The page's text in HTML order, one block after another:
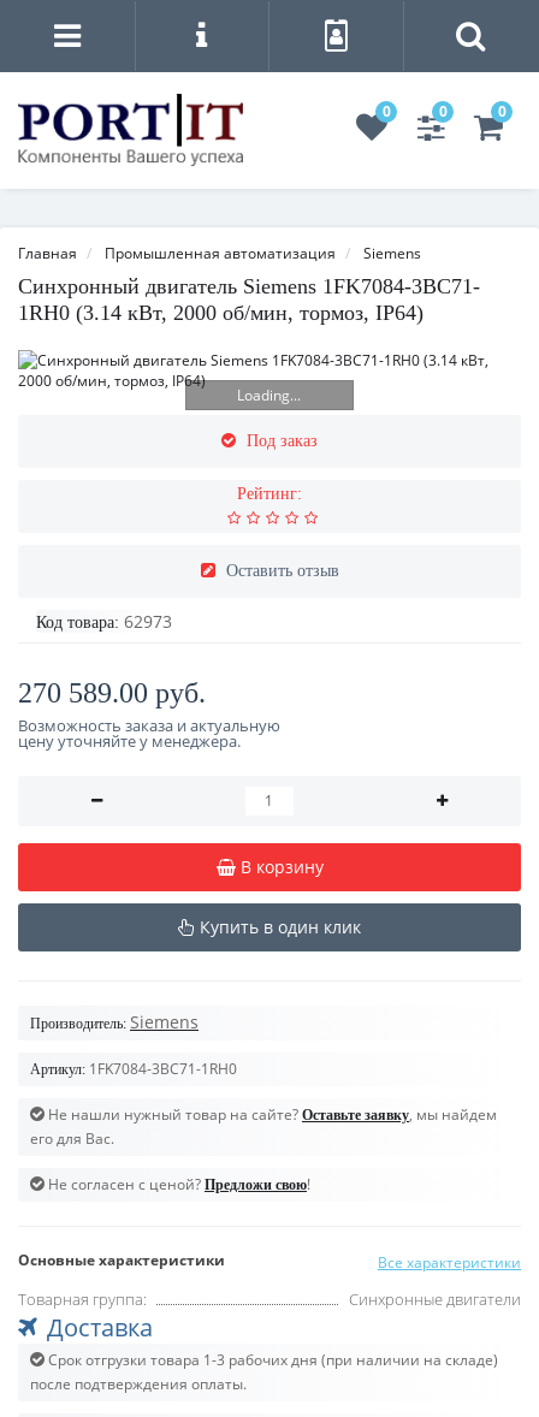
0 0 0
Главная Промышленная автоматизация Siemens
Синхронный двигатель Siemens 1FK7084-3BC71-
1RH0 (3.14 кВт, 2000 об/мин, тормоз, IP64)
Loading...
Под заказ
Рейтинг:
Оставить отзыв
Код товара: 62973
270 589.00 руб.
Возможность заказа и актуальную
цену уточняйте у менеджера.
В корзину
Купить в один клик
Производитель: Siemens
Артикул: 1FK7084-3BC71-1RH0
Не нашли нужный товар на сайте? Оставьте заявку, мы найдем
его для Вас.
Не согласен с ценой? Предложи свою!
Основные характеристики Все характеристики
Товарная группа: Синхронные двигатели
Доставка
Срок отгрузки товара 1-3 рабочих дня (при наличии на складе)
после подтверждения оплаты.